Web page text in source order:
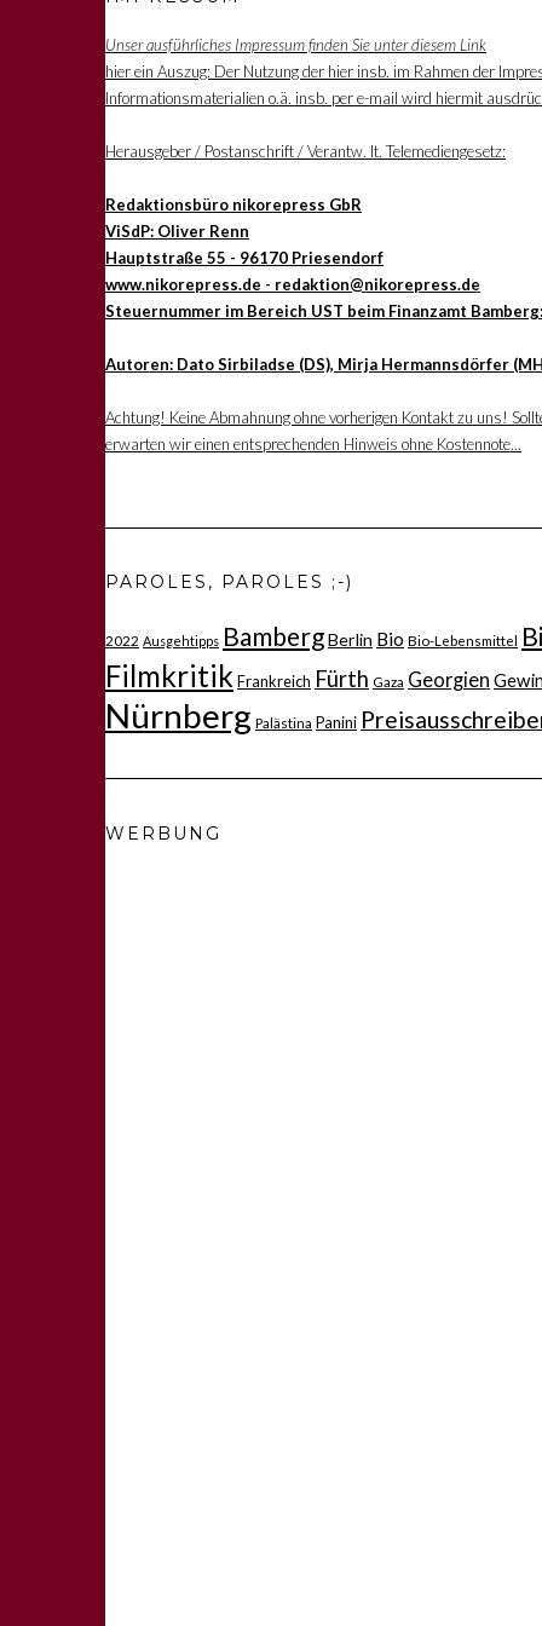
Unser ausführliches Impressum finden Sie unter diesem Link
hier ein Auszug: Der Nutzung der hier insb. im Rahmen der
Informationsmaterialien o.ä. insb. per e-mail wird hiermit
Herausgeber / Postanschrift / Verantw. lt. Telemediengesetz:
Redaktionsbüro nikorepress GbR
ViSdP: Oliver Renn
Hauptstraße 55 - 96170 Priesendorf
www.nikorepress.de - redaktion@nikorepress.de
Steuernummer im Bereich UST beim Finanzamt
Autoren: Dato Sirbiladse (DS), Mirja Hermannsdörfer
Achtung! Keine Abmahnung ohne vorherigen Kontakt zu uns!
erwarten wir einen entsprechenden Hinweis ohne Kostennote...
PAROLES, PAROLES ;-)
2022 Ausgehtipps BambergBerlin Bio Bio-Lebensmittel
Filmkritik Frankreich Fürth Gaza Georgien
Nürnberg Palästina Panini
WERBUNG